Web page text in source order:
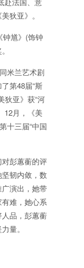
狄亚》。
钟馗》(饰钟
米兰艺术剧
第48届“斯
狄亚》获“河
12月，《美
十三届“中国
彭蕙蘅的评
韧内敛，数
演出，她带
难，她心系
品，彭蕙蘅
量。